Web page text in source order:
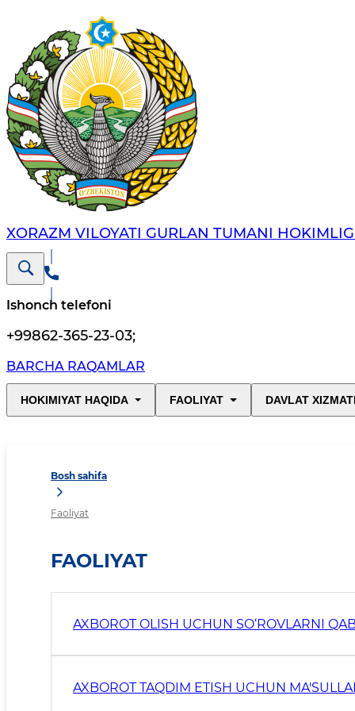
XORAZM VILOYATI GURLAN TUMANI
Ishonch telefoni
+99862-365-23-03;
BARCHA RAQAMLAR
HOKIMIYAT HAQIDA FAOLIYAT DAVLAT
Bosh sahifa
Faoliyat
FAOLIYAT
AXBOROT OLISH UCHUN SO‘ROVLARNI
AXBOROT TAQDIM ETISH UCHUN